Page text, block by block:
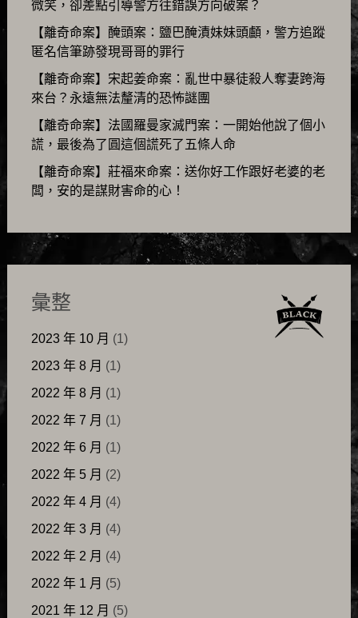
微笑，卻差點引導警方往錯誤方向破案？
【離奇命案】醃頭案：鹽巴醃漬妹妹頭顱，警方追蹤
匿名信筆跡發現哥哥的罪行
【離奇命案】宋起姜命案：亂世中暴徒殺人奪妻跨海
來台？永遠無法釐清的恐怖謎團
【離奇命案】法國羅曼家滅門案：一開始他說了個小
謊，最後為了圓這個謊死了五條人命
【離奇命案】莊福來命案：送你好工作跟好老婆的老
闆，安的是謀財害命的心！
彙整
2023 年 10 月 (1)
2023 年 8 月 (1)
2022 年 8 月 (1)
2022 年 7 月 (1)
2022 年 6 月 (1)
2022 年 5 月 (2)
2022 年 4 月 (4)
2022 年 3 月 (4)
2022 年 2 月 (4)
2022 年 1 月 (5)
2021 年 12 月 (5)